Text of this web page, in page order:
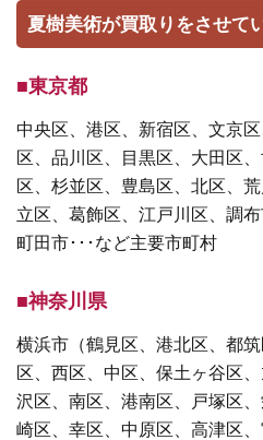
夏樹美術が買取りをさせて
■東京都
中央区、港区、新宿区、文京
区、品川区、目黒区、大田区
区、杉並区、豊島区、北区、
立区、葛飾区、江戸川区、調
町田市･･･など主要市町村
■神奈川県
横浜市（鶴見区、港北区、都
区、西区、中区、保土ヶ谷区
沢区、南区、港南区、戸塚区
崎区、幸区、中原区、高津区